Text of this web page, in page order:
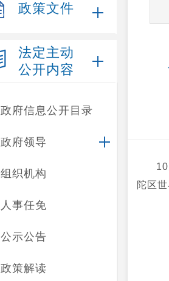
政策文件
法定主动
公开内容
政府信息公开目录
政府领导
组织机构
人事任免
公示公告
政策解读
陀区